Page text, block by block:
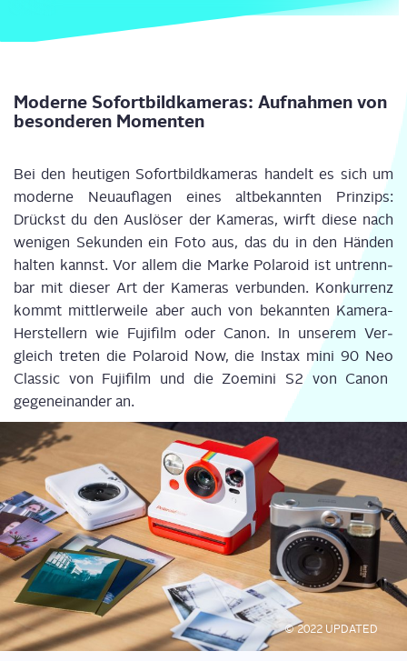
Moder­ne Sofort­bild­ka­me­ras: Auf­nah­men von
beson­de­ren Momenten
Bei den heu­ti­gen Sofort­bild­ka­me­ras han­delt es sich um
moder­ne Neu­auf­la­gen eines alt­be­kann­ten Prin­zips:
Drückst du den Aus­lö­ser der Kame­ras,wirft die­se nach
weni­gen Sekun­den ein Foto aus, das du in den Hän­den
hal­ten kannst. Vor allem die Mar­ke Pola­roid ist untrenn­
bar mit die­ser Art der Kame­ras ver­bun­den. Kon­kur­renz
kommt mitt­ler­wei­le aber auch von bekann­ten Kame­ra-
Her­stel­lern wie Fuji­film oder Canon. In unse­rem Ver­
gleich tre­ten diePola­roid Now, die Ins­tax mini 90 Neo
Clas­sic von Fuji­film und die Zoe­mi­ni S2 von Canon
gegen­ein­an­der an.
© 2022 UPDATED